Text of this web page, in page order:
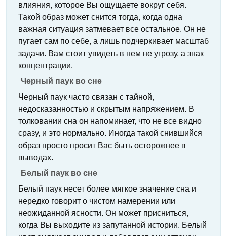
влияния, которое Вы ощущаете вокруг себя.
Такой образ может снится тогда, когда одна
важная ситуация затмевает все остальное. Он не
пугает сам по себе, а лишь подчеркивает масштаб
задачи. Вам стоит увидеть в нем не угрозу, а знак
концентрации.
Черный паук во сне
Черный паук часто связан с тайной,
недосказанностью и скрытым напряжением. В
толковании сна он напоминает, что не все видно
сразу, и это нормально. Иногда такой снившийся
образ просто просит Вас быть осторожнее в
выводах.
Белый паук во сне
Белый паук несет более мягкое значение сна и
нередко говорит о чистом намерении или
неожиданной ясности. Он может присниться,
когда Вы выходите из запутанной истории. Белый